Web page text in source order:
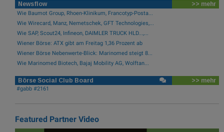
Newsflow >> mehr
Wie Baumot Group, Rhoen-Klinikum, Francotyp-Posta...
Wie Wirecard, Manz, Nemetschek, GFT Technologies,...
Wie SAP, Scout24, Infineon, DAIMLER TRUCK HLD...,...
Wiener Börse: ATX gibt am Freitag 1,36 Prozent ab
Wiener Börse Nebenwerte-Blick: Marinomed steigt 8...
Wie Marinomed Biotech, Bajaj Mobility AG, Wolftan...
Börse Social Club Board >> mehr
#gabb #2161
Featured Partner Video